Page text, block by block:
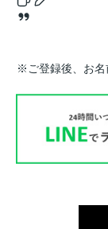
※ご登録後、お名